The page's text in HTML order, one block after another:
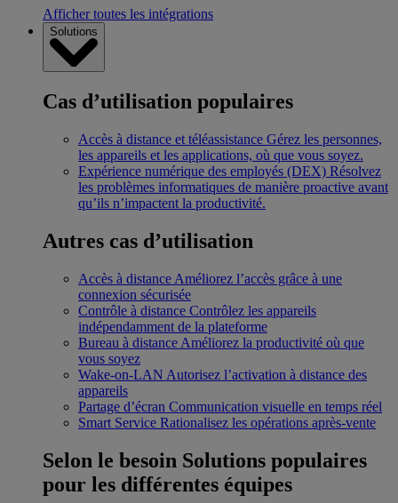
Afficher toutes les intégrations
Solutions
Cas d’utilisation populaires
Accès à distance et téléassistance Gérez les personnes,
les appareils et les applications, où que vous soyez.
Expérience numérique des employés (DEX) Résolvez
les problèmes informatiques de manière proactive avant
qu’ils n’impactent la productivité.
Autres cas d’utilisation
Accès à distance Améliorez l’accès grâce à une
connexion sécurisée
Contrôle à distance Contrôlez les appareils
indépendamment de la plateforme
Bureau à distance Améliorez la productivité où que
vous soyez
Wake-on-LAN Autorisez l’activation à distance des
appareils
Partage d’écran Communication visuelle en temps réel
Smart Service Rationalisez les opérations après-vente
Selon le besoin Solutions populaires
pour les différentes équipes